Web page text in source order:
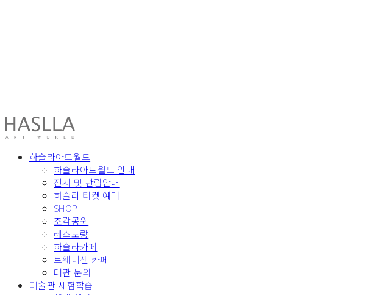
하슬라아트월드
하슬라아트월드 안내
전시 및 관람안내
하슬라 티켓 예매
SHOP
조각공원
레스토랑
하슬라카페
트웨니센 카페
대관 문의
미술관 체험학습